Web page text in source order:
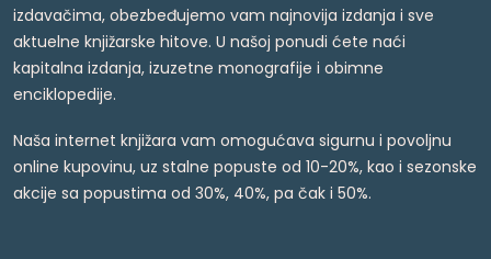
izdavačima, obezbeđujemo vam najnovija izdanja i sve
aktuelne knjižarske hitove. U našoj ponudi ćete naći
kapitalna izdanja, izuzetne monografije i obimne
enciklopedije.
Naša internet knjižara vam omogućava sigurnu i povoljnu
online kupovinu, uz stalne popuste od 10-20%, kao i sezonske
akcije sa popustima od 30%, 40%, pa čak i 50%.